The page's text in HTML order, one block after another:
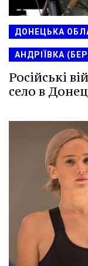
ДОНЕЦЬКА
АНДРІЇВКА
Російські
село в